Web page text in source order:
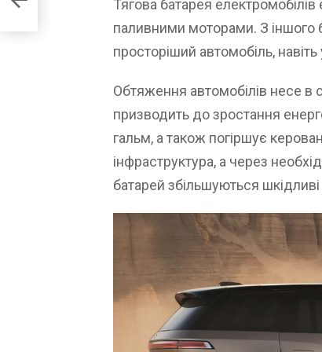
Тягова батарея
паливними моторами. З іншого
просторіший автомобіль,
Обтяження автомобілів несе в
призводить до зростання
гальм, а також погіршує
інфраструктура, а через
батарей збільшуються